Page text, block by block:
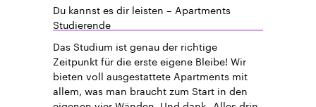
Du kannst es dir leisten – Apartments
Studierende
Das Studium ist genau der richtige
Zeitpunkt für die erste eigene Bleibe! Wir
bieten voll ausgestattete Apartments mit
allem, was man braucht zum Start in den